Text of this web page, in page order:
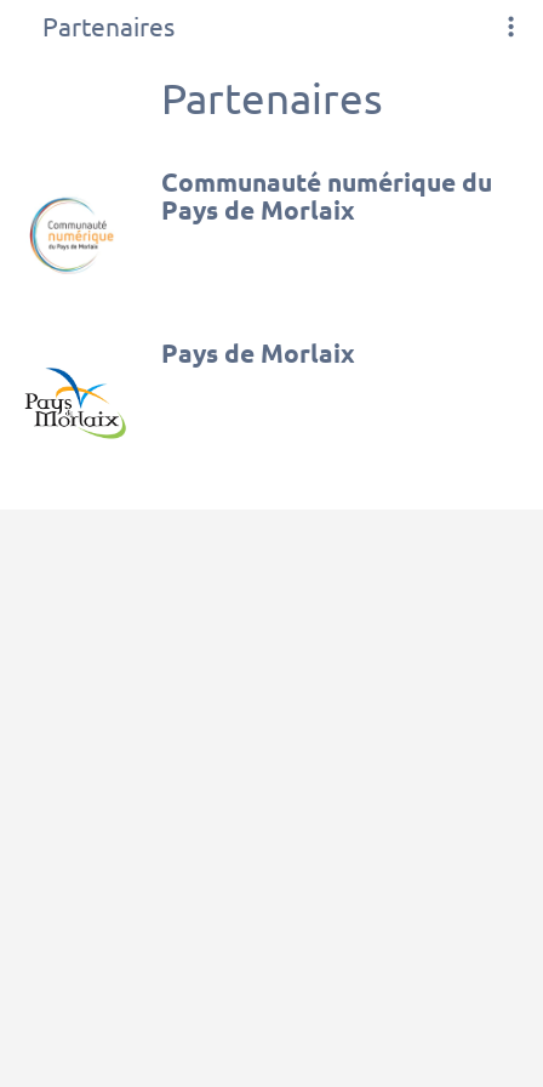
Partenaires
Partenaires
Communauté numérique du
Pays de Morlaix
Pays de Morlaix